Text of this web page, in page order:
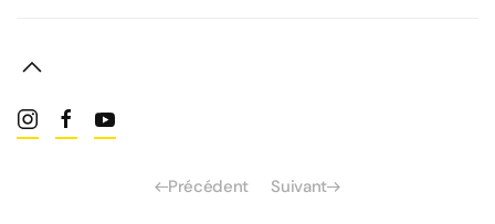
Précédent Suivant